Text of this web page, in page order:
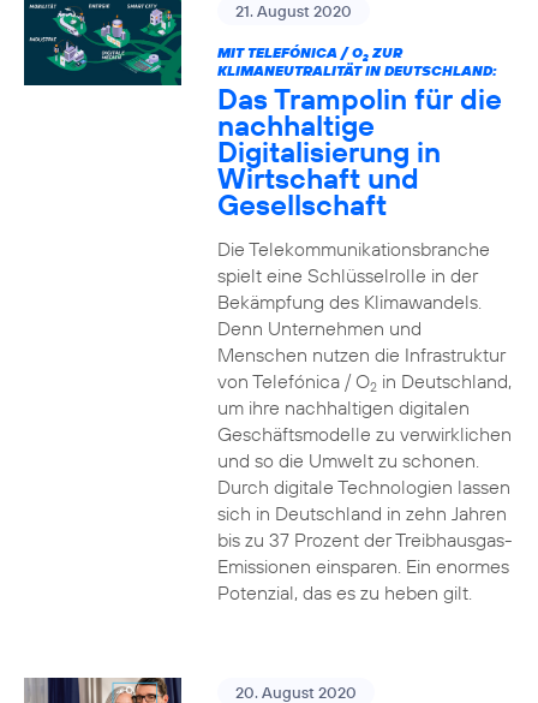
21. August 2020
MIT TELEFÓNICA / O2ZUR
KLIMANEUTRALITÄT IN DEUTSCHLAND:
Das Trampolin für die
nachhaltige
Digitalisierung in
Wirtschaft und
Gesellschaft
Die Telekommunikationsbranche
spielt eine Schlüsselrolle in der
Bekämpfung des Klimawandels.
Denn Unternehmen und
Menschen nutzen die Infrastruktur
von Telefónica / O2in Deutschland,
um ihre nachhaltigen digitalen
Geschäftsmodelle zu verwirklichen
und so die Umwelt zu schonen.
Durch digitale Technologien lassen
sich in Deutschland in zehn Jahren
bis zu 37 Prozent der Treibhausgas-
Emissionen einsparen. Ein enormes
Potenzial, das es zu heben gilt.
20. August 2020